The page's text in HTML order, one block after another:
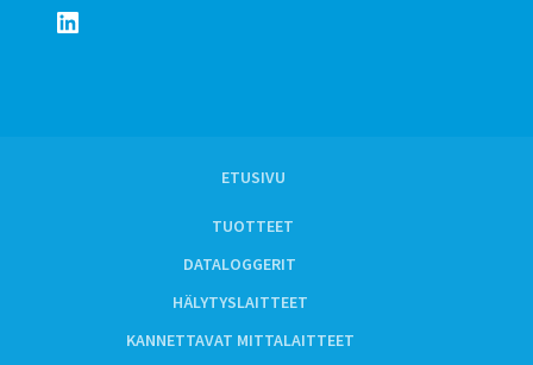
LinkedIn
ETUSIVU
TUOTTEET
DATALOGGERIT
HÄLYTYSLAITTEET
KANNETTAVAT MITTALAITTEET